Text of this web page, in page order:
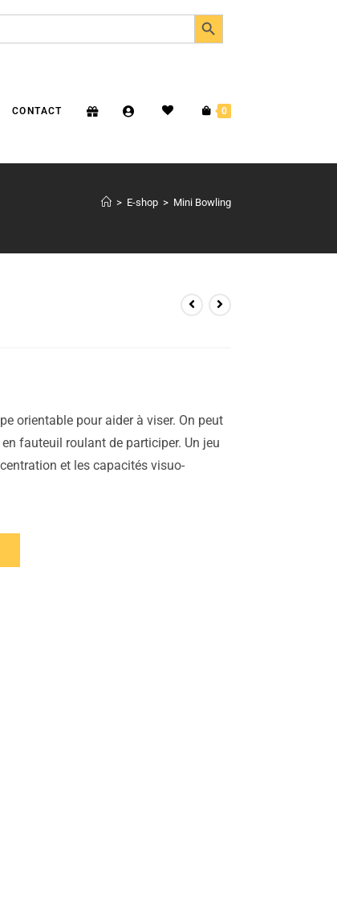
SEARCH BUTTON
CONTACT 0
> E-shop > Mini Bowling
orientable pour aider à viser. On peut
fauteuil roulant de participer. Un jeu
et les capacités visuo-